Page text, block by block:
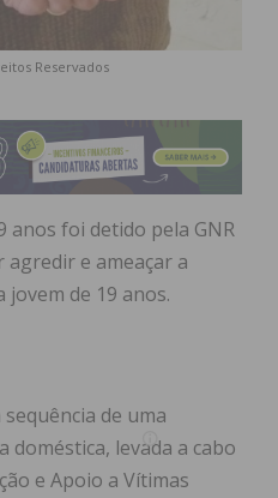
Reservados
anos foi detido pela GNR
agredir e ameaçar a
jovem de 19 anos.
de uma
doméstica, levada a cabo
e Apoio a Vítimas